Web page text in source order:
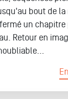
bout de la
un chapitre
Retour en